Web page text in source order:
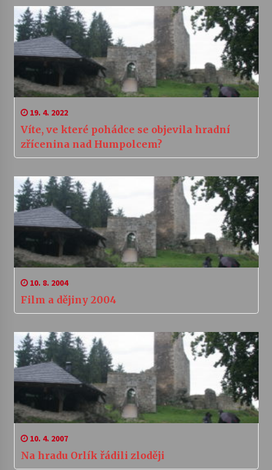
19. 4. 2022
Víte, ve které pohádce se objevila hradní
zřícenina nad Humpolcem?
10. 8. 2004
Film a dějiny 2004
10. 4. 2007
Na hradu Orlík řádili zloději